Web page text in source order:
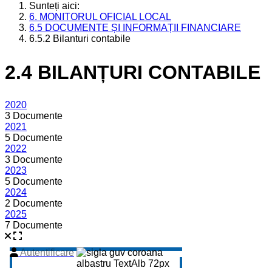
Sunteți aici:
6. MONITORUL OFICIAL LOCAL
6.5 DOCUMENTE ȘI INFORMAȚII FINANCIARE
6.5.2 Bilanturi contabile
2.4 BILANȚURI CONTABILE
2020
3 Documente
2021
5 Documente
2022
3 Documente
2023
5 Documente
2024
2 Documente
2025
7 Documente